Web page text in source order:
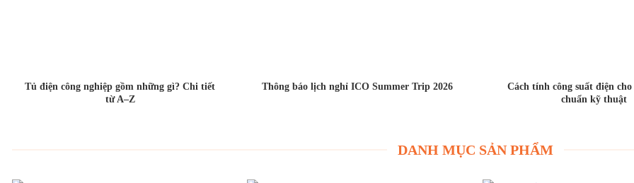
Tủ điện công nghiệp gồm những gì? Chi tiết
từ A–Z
Thông báo lịch nghỉ ICO Summer Trip 2026
Cách tính công suất điện
chuẩn kỹ thuật
DANH MỤC SẢN PHẨM